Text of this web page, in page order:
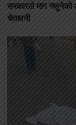
सरकारले माग नसुनेको
चेतावनी